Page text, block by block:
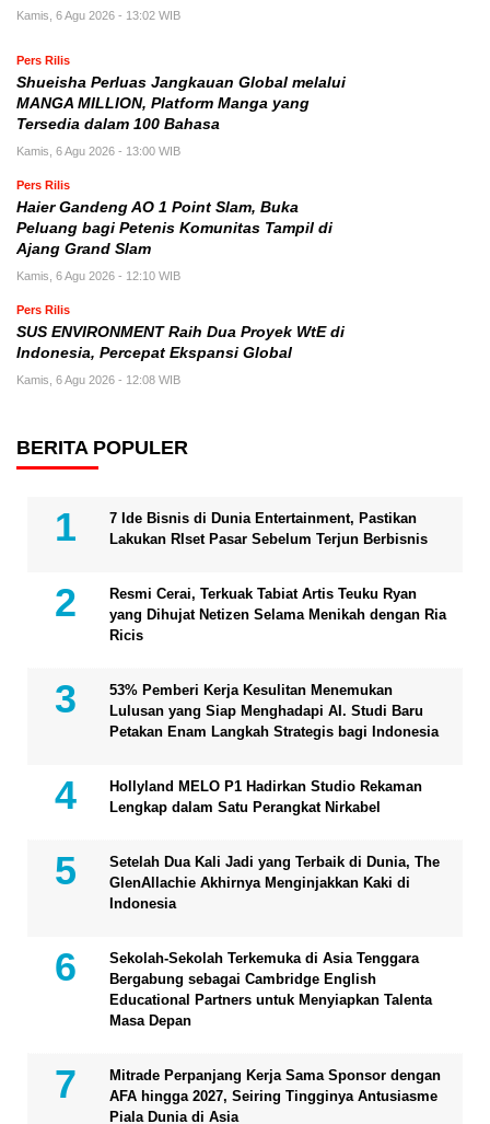
Kamis, 6 Agu 2026 - 13:02 WIB
Pers Rilis
Shueisha Perluas Jangkauan Global melalui
MANGA MILLION, Platform Manga yang
Tersedia dalam 100 Bahasa
Kamis, 6 Agu 2026 - 13:00 WIB
Pers Rilis
Haier Gandeng AO 1 Point Slam, Buka
Peluang bagi Petenis Komunitas Tampil di
Ajang Grand Slam
Kamis, 6 Agu 2026 - 12:10 WIB
Pers Rilis
SUS ENVIRONMENT Raih Dua Proyek WtE di
Indonesia, Percepat Ekspansi Global
Kamis, 6 Agu 2026 - 12:08 WIB
BERITA POPULER
7 Ide Bisnis di Dunia Entertainment, Pastikan
Lakukan RIset Pasar Sebelum Terjun Berbisnis
Resmi Cerai, Terkuak Tabiat Artis Teuku Ryan
yang Dihujat Netizen Selama Menikah dengan Ria
Ricis
53% Pemberi Kerja Kesulitan Menemukan
Lulusan yang Siap Menghadapi AI. Studi Baru
Petakan Enam Langkah Strategis bagi Indonesia
Hollyland MELO P1 Hadirkan Studio Rekaman
Lengkap dalam Satu Perangkat Nirkabel
Setelah Dua Kali Jadi yang Terbaik di Dunia, The
GlenAllachie Akhirnya Menginjakkan Kaki di
Indonesia
Sekolah-Sekolah Terkemuka di Asia Tenggara
Bergabung sebagai Cambridge English
Educational Partners untuk Menyiapkan Talenta
Masa Depan
Mitrade Perpanjang Kerja Sama Sponsor dengan
AFA hingga 2027, Seiring Tingginya Antusiasme
Piala Dunia di Asia